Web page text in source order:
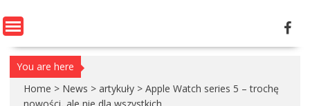
You are here
Home > News > artykuły > Apple Watch series 5 – trochę